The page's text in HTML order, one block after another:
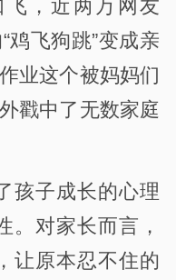
，近两万网友
鸡飞狗跳”变成亲
业这个被妈妈们
戳中了无数家庭
孩子成长的心理
。对家长而言，
让原本忍不住的